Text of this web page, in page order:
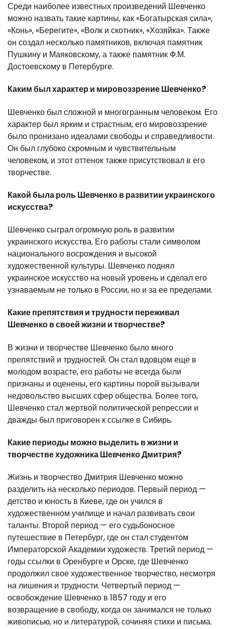
Среди наиболее известных произведений Шевченко
можно назвать такие картины, как «Богатырская сила»,
«Конь», «Берегите», «Волк и скотник», «Хозяйка». Также
он создал несколько памятников, включая памятник
Пушкину и Маяковскому, а также памятник Ф.М.
Достоевскому в Петербурге.
Каким был характер и мировоззрение Шевченко?
Шевченко был сложной и многогранным человеком. Его
характер был ярким и страстным, его мировоззрение
было пронизано идеалами свободы и справедливости.
Он был глубоко скромным и чувствительным
человеком, и этот оттенок также присутствовал в его
творчестве.
Какой была роль Шевченко в развитии украинского
искусства?
Шевченко сыграл огромную роль в развитии
украинского искусства. Его работы стали символом
национального восрождения и высокой
художественной культуры. Шевченко поднял
украинское искусство на новый уровень и сделал его
узнаваемым не только в России, но и за ее пределами.
Какие препятствия и трудности переживал
Шевченко в своей жизни и творчестве?
В жизни и творчестве Шевченко было много
препятствий и трудностей. Он стал вдовцом еще в
молодом возрасте, его работы не всегда были
признаны и оценены, его картины порой вызывали
недовольство высших сфер общества. Более того,
Шевченко стал жертвой политической репрессии и
дважды был приговорен к ссылке в Сибирь.
Какие периоды можно выделить в жизни и
творчестве художника Шевченко Дмитрия?
Жизнь и творчество Дмитрия Шевченко можно
разделить на несколько периодов. Первый период —
детство и юность в Киеве, где он учился в
художественном училище и начал развивать свои
таланты. Второй период — его судьбоносное
путешествие в Петербург, где он стал студентом
Императорской Академии художеств. Третий период —
годы ссылки в Оренбурге и Орске, где Шевченко
продолжил свое художественное творчество, несмотря
на лишения и трудности. Четвертый период —
освобождение Шевченко в 1857 году и его
возвращение в свободу, когда он занимался не только
живописью, но и литературой, сочиняя стихи и письма.